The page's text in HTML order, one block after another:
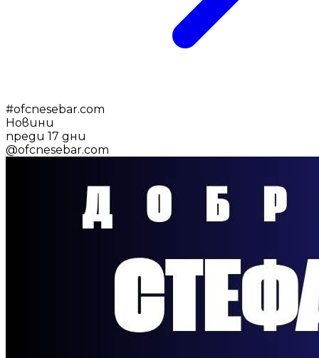
#ofcnesebar.com
Новини
преди 17 дни
@ofcnesebar.com